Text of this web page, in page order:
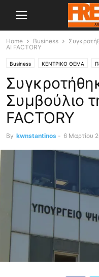
Home Business
AI FACTORY
Business ΚΕΝΤΡΙΚΟ ΘΕΜΑ
Συμβούλιο
FACTORY
By kwnstantinos - 6 Μαρτίου